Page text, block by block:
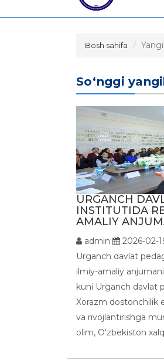
Bosh sahifa
So‘nggi
URGANCH
INSTITUTIDA
AMALIY
admin
2026-02-
Urganch davlat
ilmiy-amaliy
kuni Urganch davlat
Xorazm dostonchilik
va rivojlantirishga
olim, O‘zbekiston